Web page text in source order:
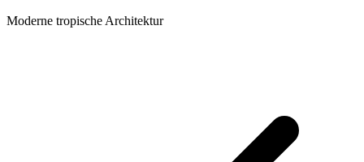
Moderne tropische Architektur